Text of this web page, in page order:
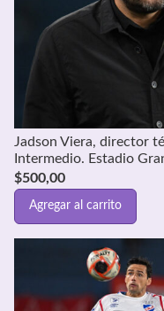
Jadson Viera, director
Intermedio. Estadio
$500,00
Agregar al carrito